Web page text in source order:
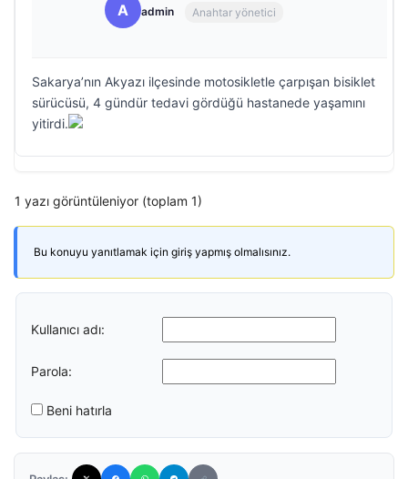
A admin Anahtar yönetici
Sakarya’nın Akyazı ilçesinde motosikletle çarpışan bisiklet
sürücüsü, 4 gündür tedavi gördüğü hastanede yaşamını
yitirdi.
1 yazı görüntüleniyor (toplam 1)
Bu konuyu yanıtlamak için giriş yapmış olmalısınız.
Kullanıcı adı:
Parola:
Beni hatırla